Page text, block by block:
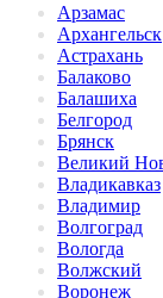
Арзамас
Архангельск
Астрахань
Балаково
Балашиха
Белгород
Брянск
Великий
Владикавказ
Владимир
Волгоград
Вологда
Волжский
Воронеж